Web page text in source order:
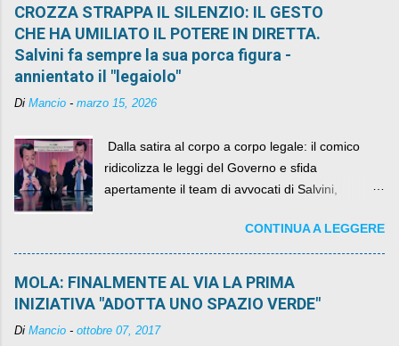
CROZZA STRAPPA IL SILENZIO: IL GESTO
CHE HA UMILIATO IL POTERE IN DIRETTA.
Salvini fa sempre la sua porca figura -
annientato il "legaiolo"
Di Mancio - marzo 15, 2026
​ Dalla satira al corpo a corpo legale: il comico
ridicolizza le leggi del Governo e sfida
apertamente il team di avvocati di Salvini,
CONTINUA A LEGGERE
MOLA: FINALMENTE AL VIA LA PRIMA
INIZIATIVA "ADOTTA UNO SPAZIO VERDE"
Di Mancio - ottobre 07, 2017